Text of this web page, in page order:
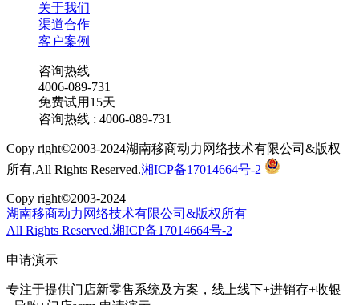
关于我们
渠道合作
客户案例
咨询热线
4006-089-731
免费试用15天
咨询热线 : 4006-089-731
Copy right©2003-2024湖南移商动力网络技术有限公司&版权
所有,All Rights Reserved.湘ICP备17014664号-2
Copy right©2003-2024
湖南移商动力网络技术有限公司&版权所有
All Rights Reserved.湘ICP备17014664号-2
申请演示
专注于提供门店新零售系统及方案，线上线下+进销存+收银